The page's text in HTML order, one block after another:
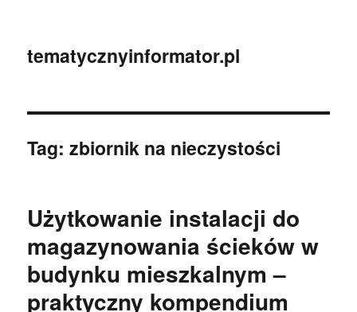
tematycznyinformator.pl
Tag:zbiornik na nieczystości
Użytkowanie instalacji do
magazynowania ścieków w
budynku mieszkalnym –
praktyczny kompendium